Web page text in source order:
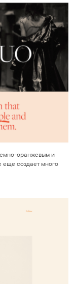
оранжевым и
еще создает много